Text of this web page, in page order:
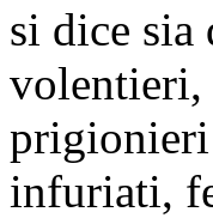
si dice sia
volentieri,
prigionieri
infuriati,